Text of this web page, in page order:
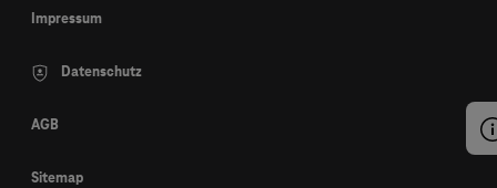
Impressum
Datenschutz
AGB
Sitemap